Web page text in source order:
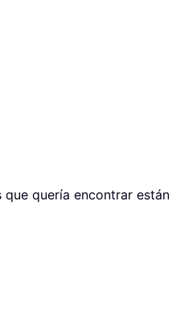
quería encontrar